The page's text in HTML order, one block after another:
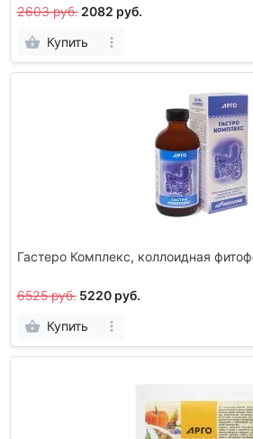
2603 руб. 2082 руб.
Купить
Гастеро Комплекс, коллоидная
6525 руб. 5220 руб.
Купить